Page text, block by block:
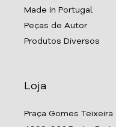
Made in Portugal
Peças de Autor
Produtos Diversos
Loja
Praça Gomes Teixeira